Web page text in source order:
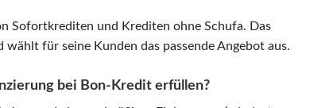
Sofortkrediten und Krediten ohne Schufa. Das
für seine Kunden das passende Angebot aus.
bei Bon-Kredit erfüllen?